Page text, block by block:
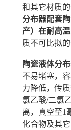
和其它材质
分布器配套
产）在耐高温
质不可比拟的
陶瓷液体分
不易堵塞，
力降低，传质
氯乙酸/二氯
离，真空至1
化合物及其